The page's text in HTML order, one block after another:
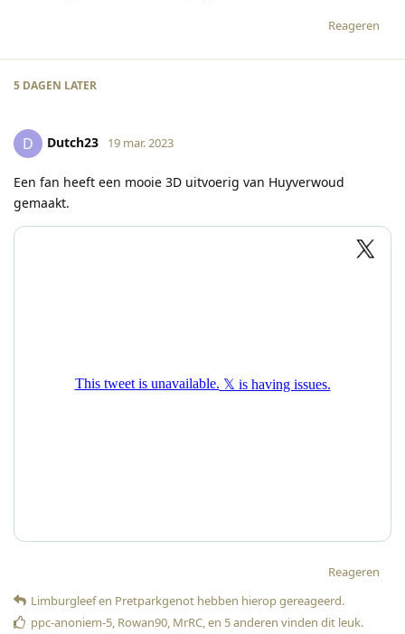
Reageren
5 DAGEN LATER
D Dutch23 19 mar. 2023
Een fan heeft een mooie 3D uitvoerig van Huyverwoud
gemaakt.
Reageren
Limburgleefen Pretparkgenot hebben hierop gereageerd.
ppc-anoniem-5, Rowan90, MrRC, en 5anderen vinden dit leuk.